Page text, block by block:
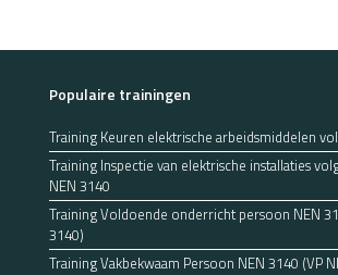
Populaire trainingen
Training Keuren elektrische arbeidsmiddelen
Training Inspectie van elektrische installaties
NEN 3140
Training Voldoende onderricht persoon NEN
3140)
Training Vakbekwaam Persoon NEN 3140 (VP